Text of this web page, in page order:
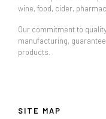
wine, food, cider,
Our commitment to
manufacturing,
products.
SITE MAP